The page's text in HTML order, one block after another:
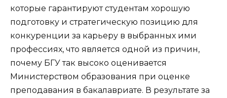
которые гарантируют студентам хорошую
подготовку и стратегическую позицию для
конкуренции за карьеру в выбранных ими
профессиях, что является одной из причин,
почему БГУ так высоко оценивается
Министерством образования при оценке
преподавания в бакалавриате. В результате за